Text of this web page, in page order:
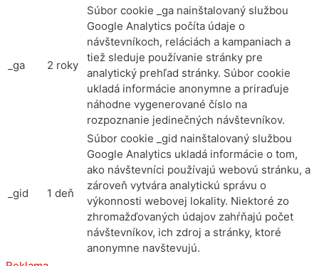
_ga 2 roky
Súbor cookie _ga nainštalovaný službou
Google Analytics počíta údaje o
návštevníkoch, reláciách a kampaniach a
tiež sleduje používanie stránky pre
analytický prehľad stránky. Súbor cookie
ukladá informácie anonymne a priraďuje
náhodne vygenerované číslo na
rozpoznanie jedinečných návštevníkov.
_gid 1 deň
Súbor cookie _gid nainštalovaný službou
Google Analytics ukladá informácie o tom,
ako návštevníci používajú webovú stránku, a
zároveň vytvára analytickú správu o
výkonnosti webovej lokality. Niektoré zo
zhromažďovaných údajov zahŕňajú počet
návštevníkov, ich zdroj a stránky, ktoré
anonymne navštevujú.